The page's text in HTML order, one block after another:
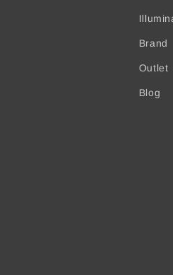
Brand
Outlet
Blog